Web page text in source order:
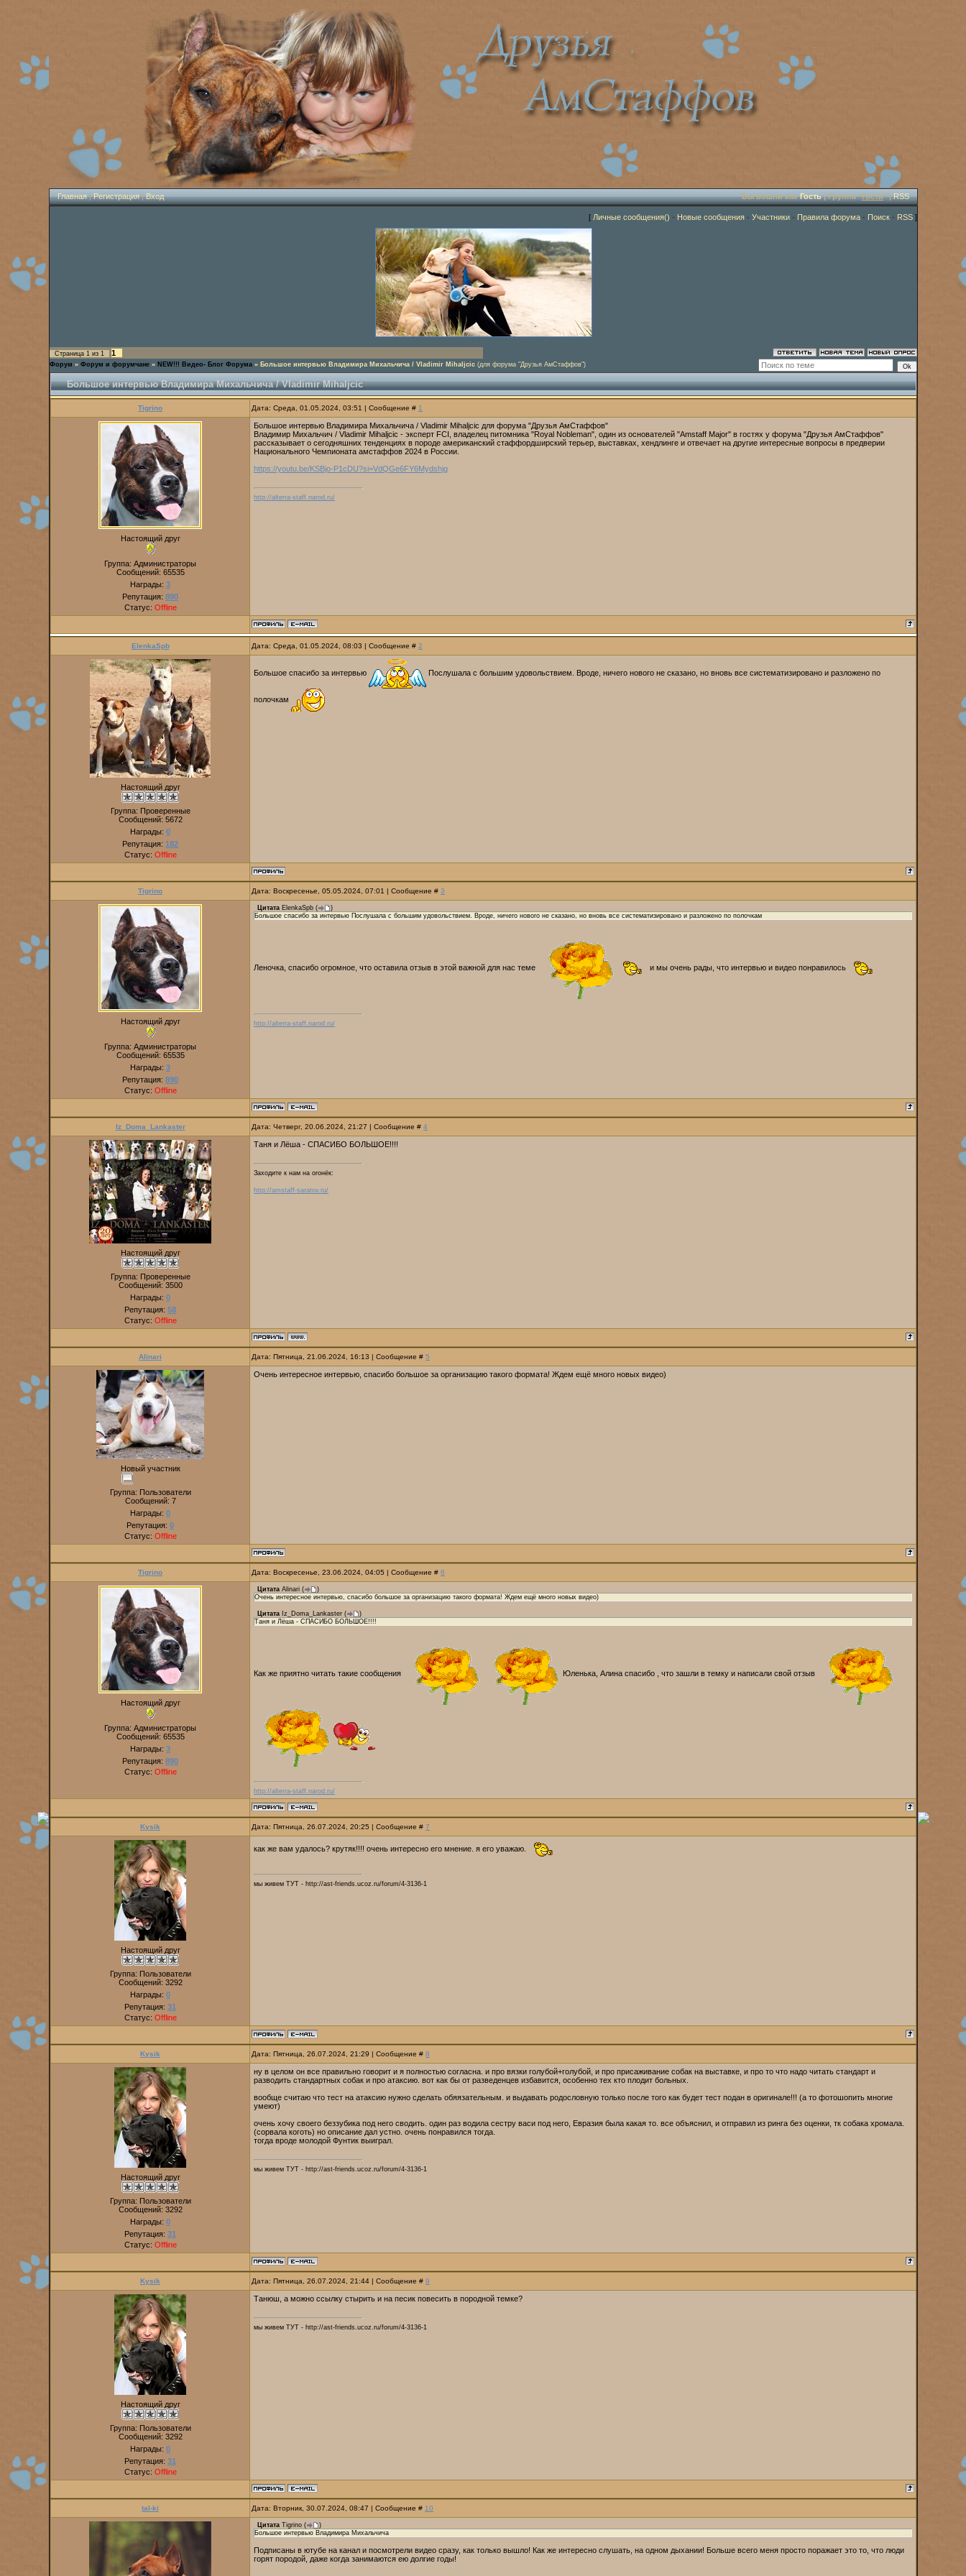
Главная|Регистрация|Вход Вы вошли какГость| Группа "Гости" |RSS
[ Личные сообщения() · Новые сообщения · Участники · Правила форума · Поиск · RSS ]
Страница 1 из 1 1
Форум » Форум и форумчане » NEW!!! Видео- Блог Форума » Большое интервью Владимира Михальчича / Vladimir Mihaljcic (для форума "Друзья АмСтаффов")
Большое интервью Владимира Михальчича / Vladimir Mihaljcic
Tigrino Дата: Среда, 01.05.2024, 03:51 | Сообщение # 1
Настоящий друг
Группа: Администраторы
Сообщений: 65535
Награды: 3
Репутация: 890
Статус: Offline
Большое интервью Владимира Михальчича / Vladimir Mihaljcic для форума "Друзья АмСтаффов"
Владимир Михальчич / Vladimir Mihaljcic - эксперт FCI, владелец питомника "Royal Nobleman", один из основателей "Amstaff Major" в гостях у форума "Друзья АмСтаффов"
рассказывает о сегодняшних тенденциях в породе американский стаффордширский терьер, выставках, хендлинге и отвечает на другие интересные вопросы в предверии
Национального Чемпионата амстаффов 2024 в России.
https://youtu.be/KSBjo-P1cDU?si=VdQGe6FY6Mydshjg
http://alterra-staff.narod.ru/
ElenkaSpb Дата: Среда, 01.05.2024, 08:03 | Сообщение # 2
Настоящий друг
Группа: Проверенные
Сообщений: 5672
Награды: 0
Репутация: 182
Статус: Offline
Большое спасибо за интервью Послушала с большим удовольствием. Вроде, ничего нового не сказано, но вновь все систематизировано и разложено по
полочкам
Tigrino Дата: Воскресенье, 05.05.2024, 07:01 | Сообщение # 3
Настоящий друг
Группа: Администраторы
Сообщений: 65535
Награды: 3
Репутация: 890
Статус: Offline
Цитата ElenkaSpb (
)
Большое спасибо за интервью Послушала с большим удовольствием. Вроде, ничего нового не сказано, но вновь все систематизировано и разложено по полочкам
Леночка, спасибо огромное, что оставила отзыв в этой важной для нас теме и мы очень рады, что интервью и видео понравилось
http://alterra-staff.narod.ru/
Iz_Doma_Lankaster Дата: Четверг, 20.06.2024, 21:27 | Сообщение # 4
Настоящий друг
Группа: Проверенные
Сообщений: 3500
Награды: 0
Репутация: 58
Статус: Offline
Таня и Лёша - СПАСИБО БОЛЬШОЕ!!!!
Заходите к нам на огонёк:
http://amstaff-saratov.ru/
Alinari Дата: Пятница, 21.06.2024, 16:13 | Сообщение # 5
Новый участник
Группа: Пользователи
Сообщений: 7
Награды: 0
Репутация: 0
Статус: Offline
Очень интересное интервью, спасибо большое за организацию такого формата! Ждем ещё много новых видео)
Tigrino Дата: Воскресенье, 23.06.2024, 04:05 | Сообщение # 6
Настоящий друг
Группа: Администраторы
Сообщений: 65535
Награды: 3
Репутация: 890
Статус: Offline
Цитата Alinari (
)
Очень интересное интервью, спасибо большое за организацию такого формата! Ждем ещё много новых видео)
Цитата Iz_Doma_Lankaster (
)
Таня и Лёша - СПАСИБО БОЛЬШОЕ!!!!
Как же приятно читать такие сообщения Юленька, Алина спасибо , что зашли в темку и написали свой отзыв
http://alterra-staff.narod.ru/
Kysik Дата: Пятница, 26.07.2024, 20:25 | Сообщение # 7
Настоящий друг
Группа: Пользователи
Сообщений: 3292
Награды: 0
Репутация: 31
Статус: Offline
как же вам удалось? крутяк!!!! очень интересно его мнение. я его уважаю.
мы живем ТУТ - http://ast-friends.ucoz.ru/forum/4-3136-1
Kysik Дата: Пятница, 26.07.2024, 21:29 | Сообщение # 8
Настоящий друг
Группа: Пользователи
Сообщений: 3292
Награды: 0
Репутация: 31
Статус: Offline
ну в целом он все правильно говорит и я полностью согласна. и про вязки голубой+голубой, и про присаживание собак на выставке, и про то что надо читать стандарт и
разводить стандартных собак и про атаксию. вот как бы от разведенцев избавится, особенно тех кто плодит больных.
вообще считаю что тест на атаксию нужно сделать обяязательным. и выдавать родословную только после того как будет тест подан в оригинале!!! (а то фотошопить многие
умеют)
очень хочу своего беззубика под него сводить. один раз водила сестру васи под него, Евразия была какая то. все объяснил, и отправил из ринга без оценки, тк собака хромала.
(сорвала коготь) но описание дал устно. очень понравился тогда.
тогда вроде молодой Фунтик выиграл.
мы живем ТУТ - http://ast-friends.ucoz.ru/forum/4-3136-1
Kysik Дата: Пятница, 26.07.2024, 21:44 | Сообщение # 9
Настоящий друг
Группа: Пользователи
Сообщений: 3292
Награды: 0
Репутация: 31
Статус: Offline
Танюш, а можно ссылку стырить и на песик повесить в породной темке?
мы живем ТУТ - http://ast-friends.ucoz.ru/forum/4-3136-1
tal-ki Дата: Вторник, 30.07.2024, 08:47 | Сообщение # 10
Цитата Tigrino (
)
Большое интервью Владимира Михальчича
Подписаны в ютубе на канал и посмотрели видео сразу, как только вышло! Как же интересно слушать, на одном дыхании! Больше всего меня просто поражает это то, что люди
горят породой, даже когда занимаются ею долгие годы!